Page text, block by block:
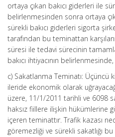
ortaya çıkan bakıcı giderleri ile
belirlenmesinden sonra ortaya
sürekli bakıcı giderleri sigorta
tarafından bu teminattan
süresi ile tedavi sürecinin
bakıcı ihtiyacının
c) Sakatlanma Teminatı: Üçüncü
ileride ekonomik olarak
üzere, 11/1/2011 tarihli ve 6098
haksız fiillere ilişkin hükümlerine
içeren teminattır. Trafik kazası
göremezliği ve sürekli sakatlığı